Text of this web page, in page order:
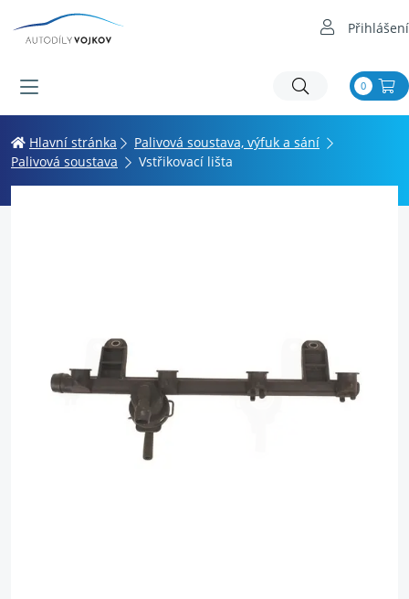
Přihlášení
0
Hlavní stránka
Palivová soustava, výfuk a sání
Palivová soustava
Vstřikovací lišta